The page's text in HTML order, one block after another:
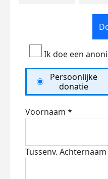
Ik doe een
Persoonlijke
donatie
Voornaam *
Tussenv.